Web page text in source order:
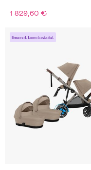
1 829,60 €
Ilmaiset toimituskulut